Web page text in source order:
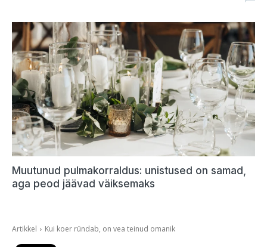
Muutunud pulmakorraldus: unistused on samad,
aga peod jäävad väiksemaks